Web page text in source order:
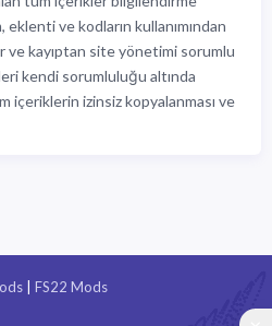
eklenti ve kodların kullanımından
ve kayıptan site yönetimi sorumlu
kendi sorumluluğu altında
içeriklerin izinsiz kopyalanması ve
| FS22 Mods